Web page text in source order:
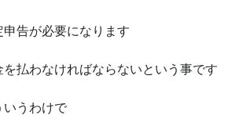
申告が必要になります
を払わなければならないという事です
いうわけで